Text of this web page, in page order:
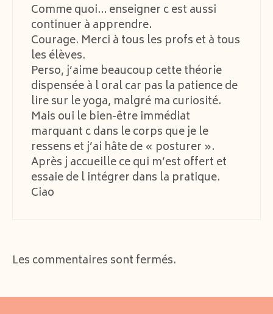
Comme quoi… enseigner c est aussi
continuer à apprendre.
Courage. Merci à tous les profs et à tous
les élèves.
Perso, j’aime beaucoup cette théorie
dispensée à l oral car pas la patience de
lire sur le yoga, malgré ma curiosité.
Mais oui le bien-être immédiat
marquant c dans le corps que je le
ressens et j’ai hâte de « posturer ».
Après j accueille ce qui m’est offert et
essaie de l intégrer dans la pratique.
Ciao
Les commentaires sont fermés.